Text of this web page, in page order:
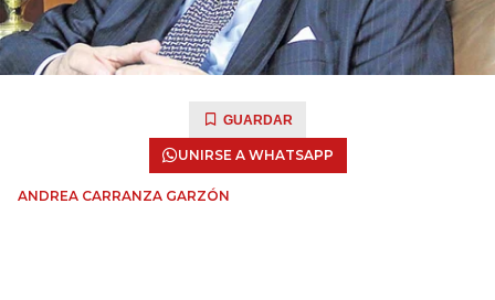
GUARDAR
UNIRSE A WHATSAPP
ANDREA CARRANZA GARZÓN